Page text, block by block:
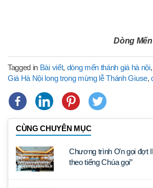
Dòng
Tagged in Bài viết, dòng mến thánh giá hà nội,
Giá Hà Nội long trọng mừng lễ Thánh Giuse,
CÙNG CHUYÊN MỤC
Chương trình Ơn gọi đợt
theo tiếng Chúa gọi”